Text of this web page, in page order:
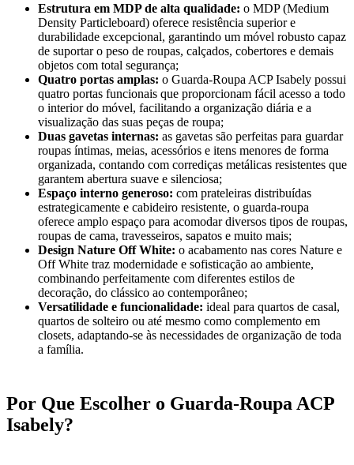
Estrutura em MDP de alta qualidade: o MDP (Medium
Density Particleboard) oferece resistência superior e
durabilidade excepcional, garantindo um móvel robusto capaz
de suportar o peso de roupas, calçados, cobertores e demais
objetos com total segurança;
Quatro portas amplas: o Guarda-Roupa ACP Isabely possui
quatro portas funcionais que proporcionam fácil acesso a todo
o interior do móvel, facilitando a organização diária e a
visualização das suas peças de roupa;
Duas gavetas internas: as gavetas são perfeitas para guardar
roupas íntimas, meias, acessórios e itens menores de forma
organizada, contando com corrediças metálicas resistentes que
garantem abertura suave e silenciosa;
Espaço interno generoso: com prateleiras distribuídas
estrategicamente e cabideiro resistente, o guarda-roupa
oferece amplo espaço para acomodar diversos tipos de roupas,
roupas de cama, travesseiros, sapatos e muito mais;
Design Nature Off White: o acabamento nas cores Nature e
Off White traz modernidade e sofisticação ao ambiente,
combinando perfeitamente com diferentes estilos de
decoração, do clássico ao contemporâneo;
Versatilidade e funcionalidade: ideal para quartos de casal,
quartos de solteiro ou até mesmo como complemento em
closets, adaptando-se às necessidades de organização de toda
a família.
Por Que Escolher o Guarda-Roupa ACP
Isabely?